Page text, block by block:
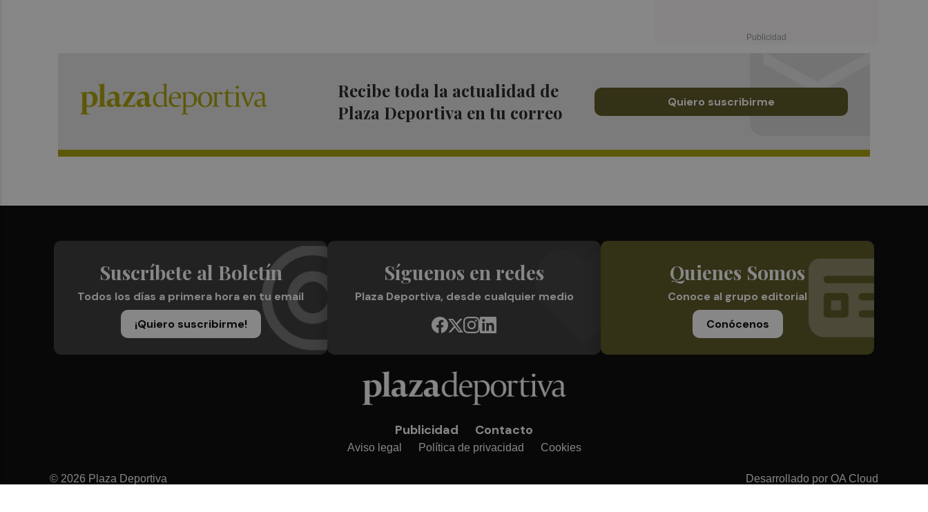
Recibe toda la actualidad de
Plaza Deportiva en tu correo
Quiero suscribirme
Suscríbete al Boletín
Todos los días a primera hora en tu email
¡Quiero suscribirme!
Síguenos en redes
Plaza Deportiva, desde cualquier medio
Quienes Somos
Conoce al grupo editorial
Conócenos
Publicidad Contacto
Aviso legal Política de privacidad Cookies
© 2026 Plaza Deportiva Desarrollado por OA Cloud